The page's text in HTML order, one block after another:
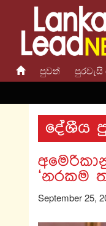
පුවත්
දේශීය
‘නරකම
September 25,